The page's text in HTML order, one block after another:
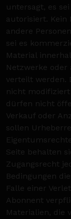
untersagt, es
autorisiert. Kein
andere
sei es
Material
Netzwerke
verteilt werden.
nicht
dürfen nicht
Verkauf oder
sollen
Seite behalten
Zugangsrecht
Bedingungen
Falle einer
Abonnent
Materialien, die